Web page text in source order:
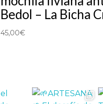
Bedol – La Bicha
45,00€